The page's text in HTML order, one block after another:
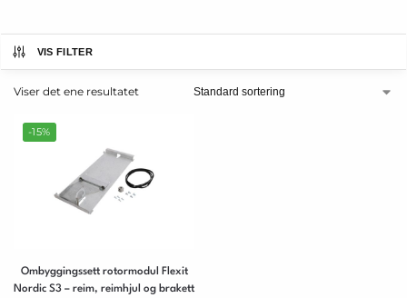
VIS FILTER
Viser det ene resultatet
-15%
Ombyggingssett rotormodul Flexit
Nordic S3 – reim, reimhjul og brakett